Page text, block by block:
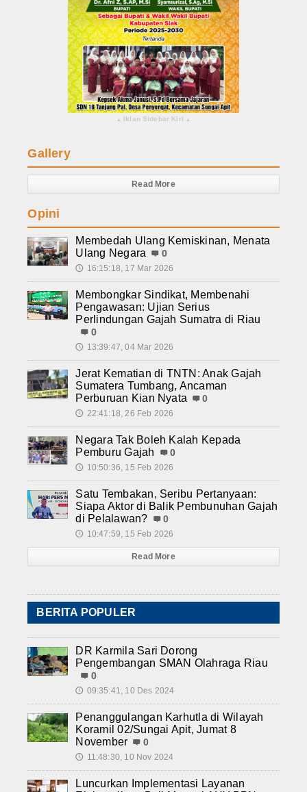
▴ Iklan Sidebar Kiri ▴
Gallery
Read More
Opini
Membedah Ulang Kemiskinan, Menata
Ulang Negara
0
🕔 16:15:18, 17 Mar 2026
Membongkar Sindikat, Membenahi
Pengawasan: Ujian Serius
Perlindungan Gajah Sumatra di Riau
0
🕔 13:39:47, 04 Mar 2026
Jerat Kematian di TNTN: Anak Gajah
Sumatera Tumbang, Ancaman
Perburuan Kian Nyata
0
🕔 22:41:18, 26 Feb 2026
Negara Tak Boleh Kalah Kepada
Pemburu Gajah
0
🕔 10:50:36, 15 Feb 2026
Satu Tembakan, Seribu Pertanyaan:
Siapa Aktor di Balik Pembunuhan Gajah
di Pelalawan?
0
🕔 10:47:59, 15 Feb 2026
Read More
BERITA POPULER
DR Karmila Sari Dorong
Pengembangan SMAN Olahraga Riau
0
🕔 09:35:41, 10 Des 2024
Penanggulangan Karhutla di Wilayah
Koramil 02/Sungai Apit, Jumat 8
November
0
🕔 11:48:30, 10 Nov 2024
Luncurkan Implementasi Layanan